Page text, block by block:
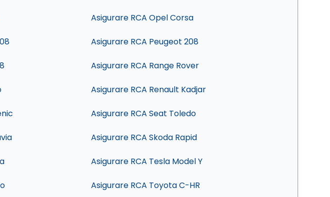
Asigurare RCA Opel Corsa
Asigurare RCA Peugeot 208
Asigurare RCA Range Rover
Asigurare RCA Renault Kadjar
Asigurare RCA Seat Toledo
Asigurare RCA Skoda Rapid
Asigurare RCA Tesla Model Y
Asigurare RCA Toyota C-HR